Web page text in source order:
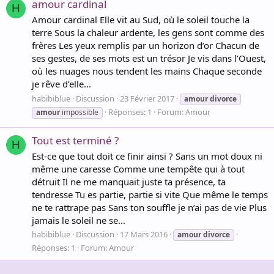
H amour cardinal
Amour cardinal Elle vit au Sud, où le soleil touche la
terre Sous la chaleur ardente, les gens sont comme des
frères Les yeux remplis par un horizon d’or Chacun de
ses gestes, de ses mots est un trésor Je vis dans l’Ouest,
où les nuages nous tendent les mains Chaque seconde
je rêve d’elle...
habibiblue Discussion 23 Février 2017 amourdivorce
amourimpossible Réponses: 1 Forum:Amour
H Tout est terminé ?
Est-ce que tout doit ce finir ainsi ? Sans un mot doux ni
même une caresse Comme une tempête qui à tout
détruit Il ne me manquait juste ta présence, ta
tendresse Tu es partie, partie si vite Que même le temps
ne te rattrape pas Sans ton souffle je n’ai pas de vie Plus
jamais le soleil ne se...
habibiblue Discussion 17 Mars 2016 amourdivorce
Réponses: 1 Forum:Amour